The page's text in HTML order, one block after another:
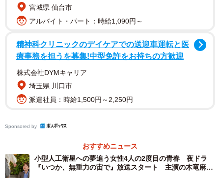
きる人
ーー高校生時代から変わらず宇宙を愛し続け、天文部の仲
かりとは、どんな人物なのでしょうか。
森田望智 （以下、 森田
っと持ち続けている人。ひかりは高校生のときから宇宙に
憧れて、大学で航空宇宙学を学び、JAXAに就職したという
す。以前、宇宙飛行士の米田あゆさんが座右の銘にされて
いるという「自分が歩んだ道を正しい道にする努力をしな
さい」という言葉を目にしたとき、「やっぱり、そういう
マインドを貫ける人しか宇宙飛行士にはなれないんだな」
宮城県 仙台市
アルバイト・パート：時給1,090円～
精神科クリニックのデイケアでの送迎車運転と医
療事務を担うを募集!中型免許をお持ちの方歓迎
株式会社DYMキャリア
埼玉県 川口市
派遣社員：時給1,500円～2,250円
Sponsored by
おすすめニュース
小型人工衛星への夢追う女性4人の2度目の青春 夜ドラ
『いつか、無重力の宙で』放送スタート 主演の木竜麻生